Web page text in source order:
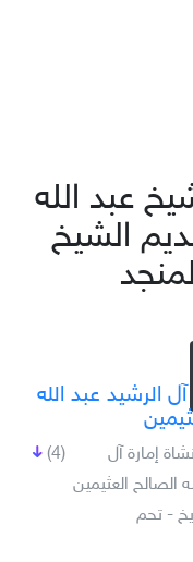
عبد الله
الشيخ
الرشيد عبد الله
(4)
إمارة آل
الصالح العثيمين
- تحم